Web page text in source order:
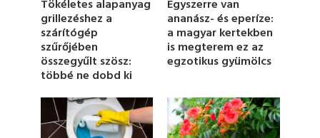
m
i
n
u
t
e
,
1
e
Tökéletes alapanyag
grillezéshez a
szárítógép
szűrőjében
összegyűlt szösz:
többé ne dobd ki
Egyszerre van
ananász- és eperíze:
a magyar kertekben
is megterem ez az
egzotikus gyümölcs